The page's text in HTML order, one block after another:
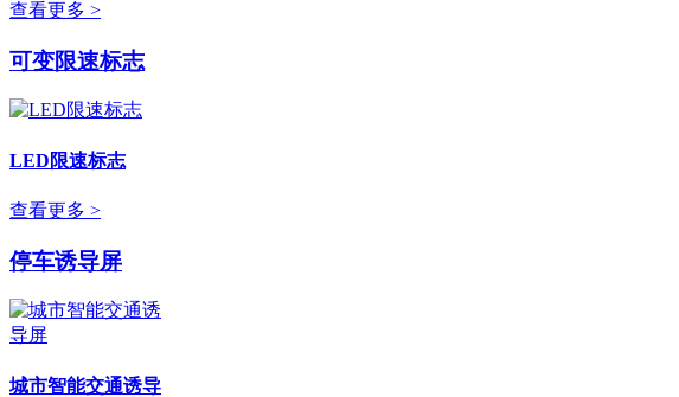
查看更多 >
可变限速标志
LED限速标志
查看更多 >
停车诱导屏
城市智能交通诱导